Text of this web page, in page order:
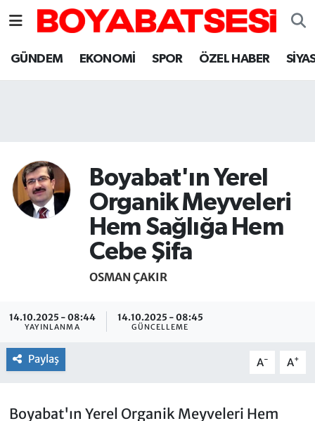
GÜNDEM EKONOMİ SPOR ÖZEL HABER
Boyabat'ın Yerel
Organik Meyveleri
Hem Sağlığa Hem
Cebe Şifa
OSMAN ÇAKIR
14.10.2025 - 08:44
YAYINLANMA
14.10.2025 - 08:45
GÜNCELLEME
Paylaş A- A+
Boyabat'ın Yerel Organik Meyveleri Hem
Sinop Nöbetçi Eczaneler
Sinop Trafik Yoğunluk Haritası
Süper Lig Puan Durumu ve Fikstür
Tüm Manşetler